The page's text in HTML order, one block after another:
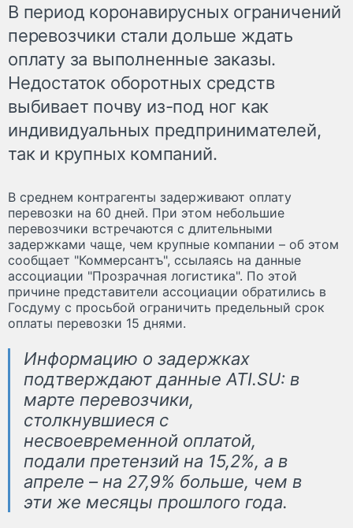
В период коронавирусных ограничений
перевозчики стали дольше ждать
оплату за выполненные заказы.
Недостаток оборотных средств
выбивает почву из-под ног как
индивидуальных предпринимателей,
так и крупных компаний.
В среднем контрагенты задерживают оплату
перевозки на 60 дней. При этом небольшие
перевозчики встречаются с длительными
задержками чаще, чем крупные компании – об этом
сообщает "Коммерсантъ", ссылаясь на данные
ассоциации "Прозрачная логистика". По этой
причине представители ассоциации обратились в
Госдуму с просьбой ограничить предельный срок
оплаты перевозки 15 днями.
Информацию о задержках
подтверждают данные ATI.SU: в
марте перевозчики,
столкнувшиеся с
несвоевременной оплатой,
подали претензий на 15,2%, а в
апреле – на 27,9% больше, чем в
эти же месяцы прошлого года.